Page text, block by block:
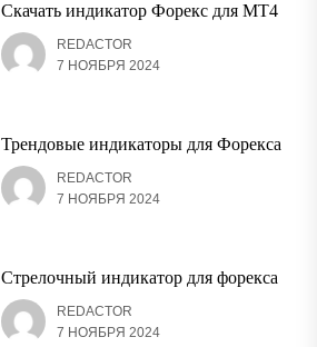
Скачать индикатор Форекс для MT4
REDACTOR
7 НОЯБРЯ 2024
Трендовые индикаторы для Форекса
REDACTOR
7 НОЯБРЯ 2024
Стрелочный индикатор для форекса
REDACTOR
7 НОЯБРЯ 2024